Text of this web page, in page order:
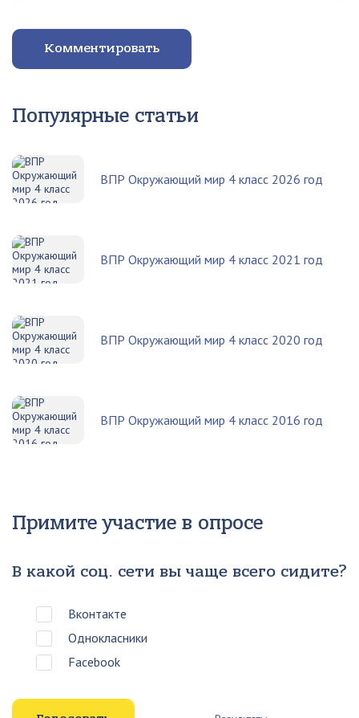
Комментировать
Популярные статьи
ВПР Окружающий мир 4 класс 2026 год
ВПР Окружающий мир 4 класс 2021 год
ВПР Окружающий мир 4 класс 2020 год
ВПР Окружающий мир 4 класс 2016 год
Примите участие в опросе
В какой соц. сети вы чаще всего сидите?
Вконтакте
Однокласники
Facebook